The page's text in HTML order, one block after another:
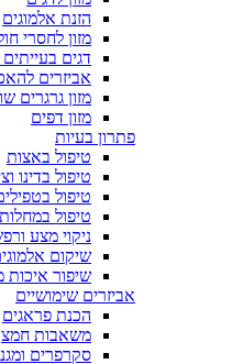
הזנת אלמוגים
מזון לחסרי
דגים בעייתים
אביזרים
מזון גרגרים
מזון דפים
פתרון בעיות
טיפול באצות
טיפול בדינו
טיפול
טיפול
ניקוי מצע
שיקום
שיפור איכות
אביזרים שימושיים
הכנת פראגים
משאבות חמצן
סקרפרים